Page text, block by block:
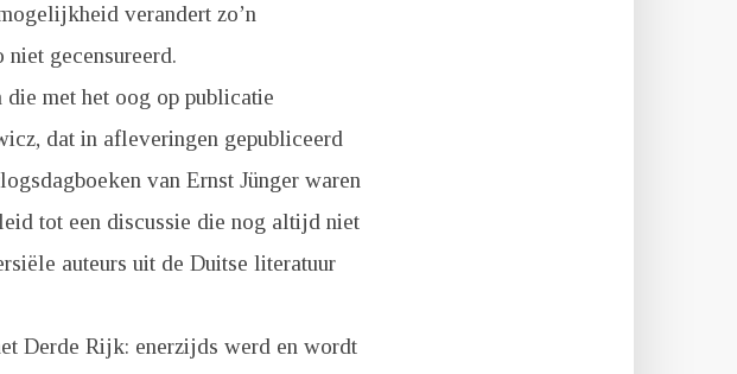
verandert zo’n
gecensureerd.
met het oog op publicatie
dat in afleveringen gepubliceerd
van Ernst Jünger waren
tot een discussie die nog altijd niet
auteurs uit de Duitse literatuur
Derde Rijk: enerzijds werd en wordt